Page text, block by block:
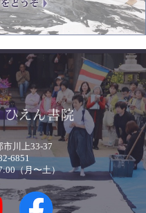
市川上33-37
6851
（月〜土）